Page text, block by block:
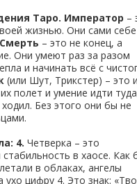
Таро. Император –
жизнью. Они сами себе
Смерть – это не конец, а
Они умеют раз за разом
и начинать всё с
(или Шут, Трикстер) – это
полет и умение идти
Без этого они бы не
4. Четверка – это
в хаосе. Как
в облаках, ангелы
ухо цифру 4. Это знак: